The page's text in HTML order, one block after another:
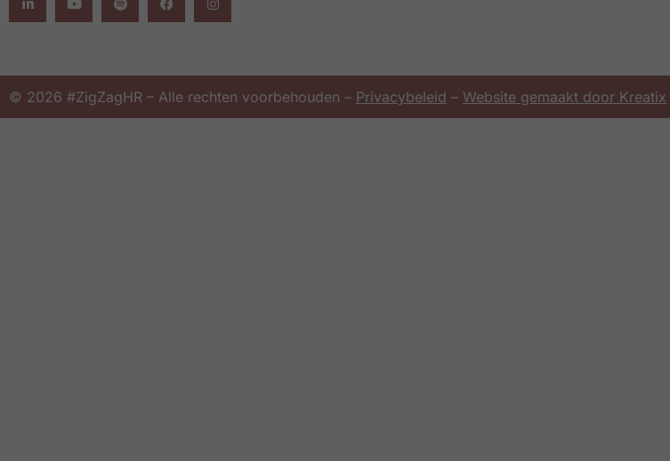
© 2026 #ZigZagHR – Alle rechten voorbehouden – Privacybeleid – Website gemaakt door Kreatix